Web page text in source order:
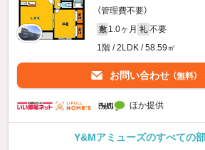
（管理費不要）
敷 1.0ヶ月 礼 不要
1階 / 2LDK / 58.59㎡
お問い合わせ （無料）
ほか提供
Y&Mアミューズのすべての